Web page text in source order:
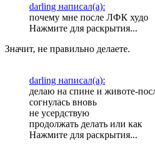
darling написал(а):
почему мне после ЛФК худо
Нажмите для раскрытия...
Значит, не правильно делаете.
darling написал(а):
делаю на спине и животе-
согнулась вновь
не усердствую
продолжать делать или как
Нажмите для раскрытия...